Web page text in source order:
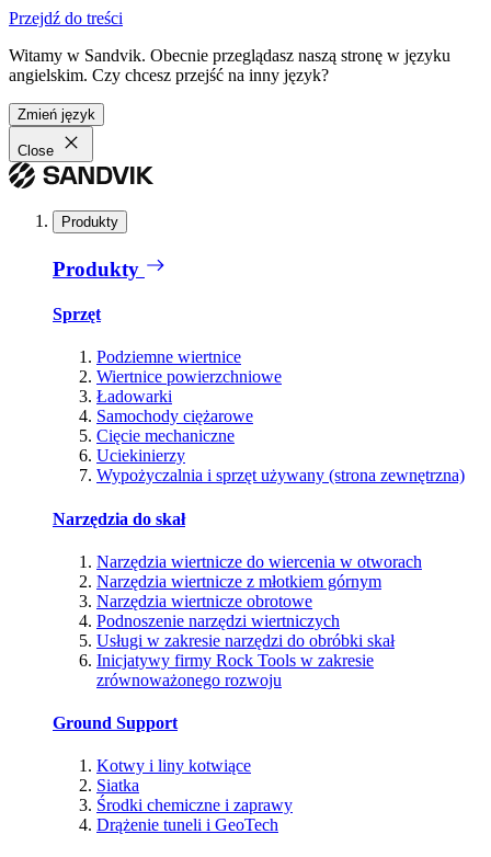
Przejdź do treści
Witamy w Sandvik. Obecnie przeglądasz naszą stronę w języku
angielskim. Czy chcesz przejść na inny język?
Zmień język
Close
Produkty
Produkty
Sprzęt
Podziemne wiertnice
Wiertnice powierzchniowe
Ładowarki
Samochody ciężarowe
Cięcie mechaniczne
Uciekinierzy
Wypożyczalnia i sprzęt używany (strona zewnętrzna)
Narzędzia do skał
Narzędzia wiertnicze do wiercenia w otworach
Narzędzia wiertnicze z młotkiem górnym
Narzędzia wiertnicze obrotowe
Podnoszenie narzędzi wiertniczych
Usługi w zakresie narzędzi do obróbki skał
Inicjatywy firmy Rock Tools w zakresie
zrównoważonego rozwoju
Ground Support
Kotwy i liny kotwiące
Siatka
Środki chemiczne i zaprawy
Drążenie tuneli i GeoTech